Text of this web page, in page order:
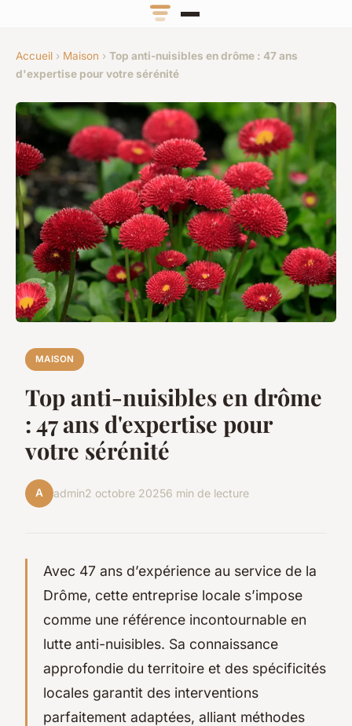
Accueil › Maison › Top anti-nuisibles en drôme : 47 ans
d'expertise pour votre sérénité
MAISON
Top anti-nuisibles en drôme
: 47 ans d'expertise pour
votre sérénité
A admin2 octobre 20256 min de lecture
Avec 47 ans d’expérience au service de la
Drôme, cette entreprise locale s’impose
comme une référence incontournable en
lutte anti-nuisibles. Sa connaissance
approfondie du territoire et des spécificités
locales garantit des interventions
parfaitement adaptées, alliant méthodes